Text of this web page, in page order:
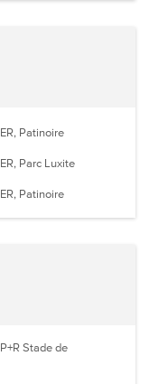
Patinoire
Parc Luxite
Patinoire
Stade de